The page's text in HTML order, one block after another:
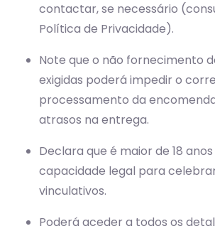
contactar, se necessário
Política de Privacidade).
Note que o não fornecimento
exigidas poderá impedir o
processamento da
atrasos na entrega.
Declara que é maior de 18
capacidade legal para
vinculativos.
Poderá aceder a todos os